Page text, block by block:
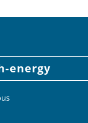
energy